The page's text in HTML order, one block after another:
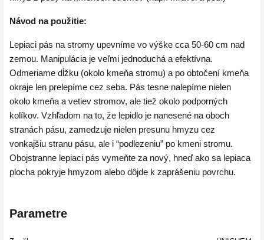
Návod na použitie:
Lepiaci pás na stromy upevníme vo výške cca 50-60 cm nad
zemou. Manipulácia je veľmi jednoduchá a efektívna.
Odmeriame dĺžku (okolo kmeňa stromu) a po obtočení kmeňa
okraje len prelepíme cez seba. Pás tesne nalepíme nielen
okolo kmeňa a vetiev stromov, ale tiež okolo podporných
kolíkov. Vzhľadom na to, že lepidlo je nanesené na oboch
stranách pásu, zamedzuje nielen presunu hmyzu cez
vonkajšiu stranu pásu, ale i “podlezeniu” po kmeni stromu.
Obojstranne lepiaci pás vymeňte za nový, hneď ako sa lepiaca
plocha pokryje hmyzom alebo dôjde k zaprášeniu povrchu.
Parametre